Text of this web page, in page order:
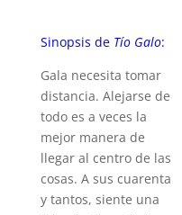
Sinopsis de Tío Galo:
Gala necesita tomar
distancia. Alejarse de
todo es a veces la
mejor manera de
llegar al centro de las
cosas. A sus cuarenta
y tantos, siente una